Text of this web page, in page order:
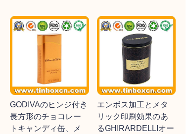
GODIVAのヒンジ付き
長方形のチョコレー
トキャンディ缶、メ
エンボス加工とメタ
リック印刷効果のあ
るGHIRARDELLIオー